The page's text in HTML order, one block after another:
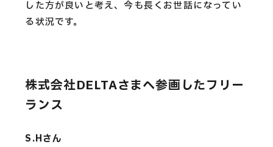
した方が良いと考え、今も長くお世話になってい
る状況です。
株式会社DELTAさまへ参画したフリー
ランス
S.Hさん